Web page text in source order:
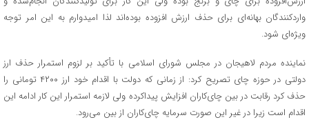
واردکنندگان بهانه‌ای برای حذف ارزش افزوده بوده‌اند لذا امیدوارم به این امر توجه
ویژه‌ای شود.
نماینده مردم لاهیجان در مجلس شورای اسلامی با تأکید بر لزوم استمرار حذف ارز
دولتی در حوزه چای تصریح کرد: از زمانی که دولت با اقدام خود ارز ۴۲۰۰ تومانی را
حذف کرد رقابت در بین چای‌کاران افزایش پیداکرده ولی لازمه استمرار این کار ادامه این
اقدام است زیرا در غیر این صورت سرمایه چای‌کاران از بین می‌رود.